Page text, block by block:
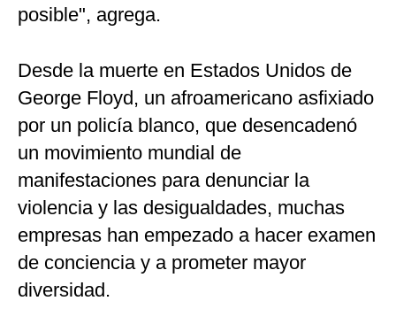
posible", agrega.
Desde la muerte en Estados Unidos de
George Floyd, un afroamericano asfixiado
por un policía blanco, que desencadenó
un movimiento mundial de
manifestaciones para denunciar la
violencia y las desigualdades, muchas
empresas han empezado a hacer examen
de conciencia y a prometer mayor
diversidad.